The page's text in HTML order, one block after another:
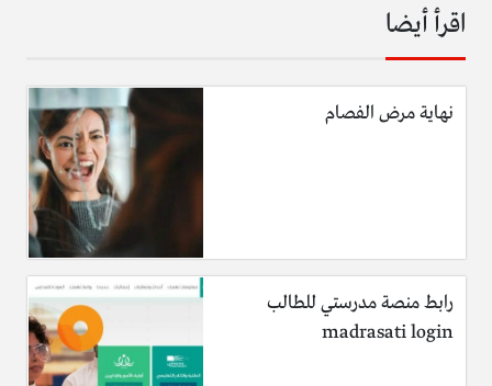
اقرأ أيضا
نهاية مرض الفصام
رابط منصة مدرستي للطالب
madrasati login